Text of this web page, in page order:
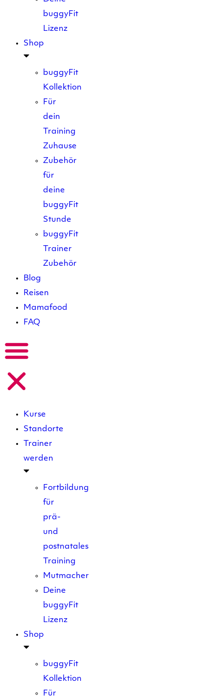
buggyFit
Lizenz
Shop
buggyFit
Kollektion
Für
dein
Training
Zuhause
Zubehör
für
deine
buggyFit
Stunde
buggyFit
Trainer
Zubehör
Blog
Reisen
Mamafood
FAQ
Kurse
Standorte
Trainer
werden
Fortbildung
für
prä-
und
postnatales
Training
Mutmacher
Deine
buggyFit
Lizenz
Shop
buggyFit
Kollektion
Für